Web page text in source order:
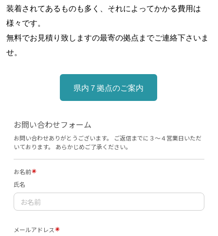
装着されてあるものも多く、それによってかかる費用は
様々です。
無料でお見積り致しますの最寄の拠点までご連絡下さいま
せ。
県内７拠点のご案内